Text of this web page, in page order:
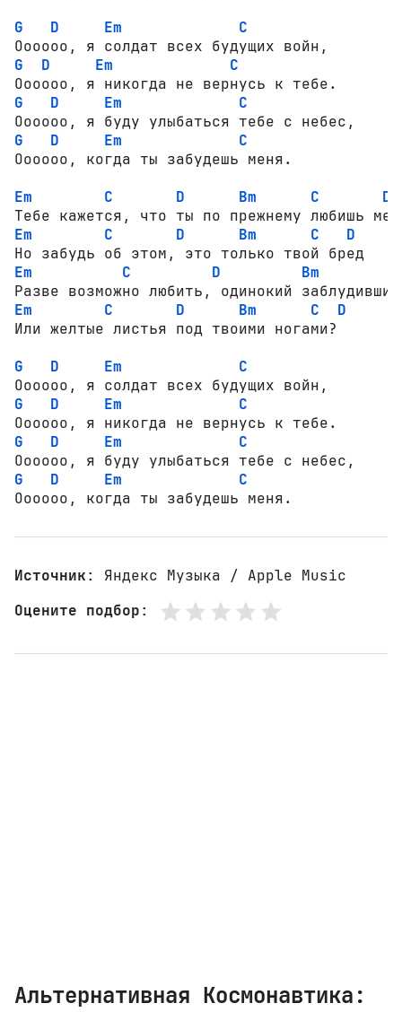
G
D Em
C
G
D Em
C
G
D Em
C
G
D Em
C
Оооооо, когда ты забудешь меня.
Em
C D Bm C
D
Em
C D Bm C
D
Em
C D Bm
Em
C D Bm C
D
Или желтые листья под твоими ногами?
G
D Em
C
G
D Em
C
G
D Em
C
G
D Em
C
Оооооо, когда ты забудешь меня.
Источник: Яндекс Музыка / Apple Music
Оцените подбор:
Альтернативная Космонавтика: